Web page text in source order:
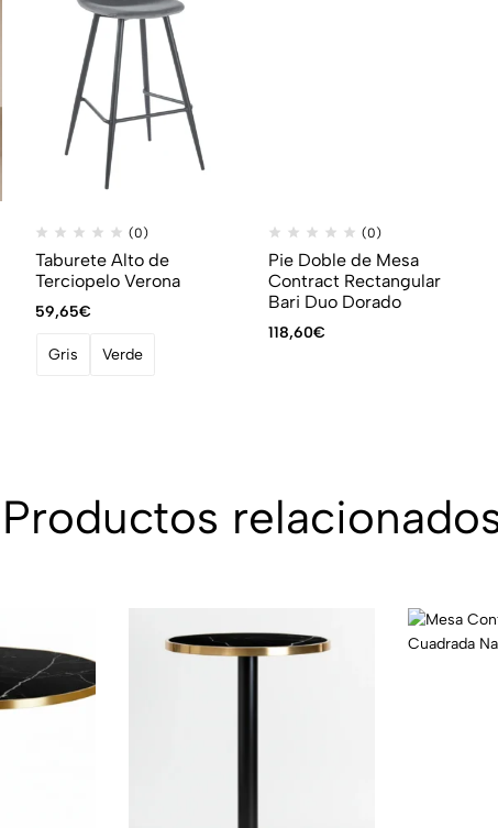
(0)
Taburete Alto de
Terciopelo Verona
59,65€
Gris Verde
(0)
Pie Doble de Mesa
Contract Rectangular
Bari Duo Dorado
118,60€
Productos